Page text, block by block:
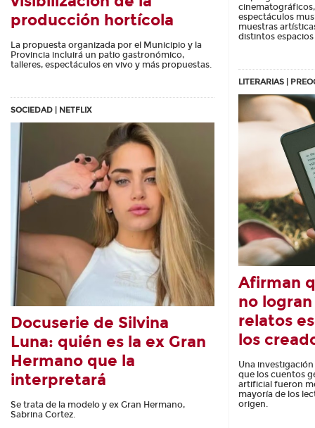
producción hortícola
La propuesta organizada por el Municipio y la
Provincia incluirá un patio gastronómico,
talleres, espectáculos en vivo y más propuestas.
SOCIEDAD | NETFLIX
Docuserie de Silvina
Luna: quién es la ex Gran
Hermano que la
interpretará
Se trata de la modelo y ex Gran Hermano,
Sabrina Cortez.
espectáculos
muestras
distintos
LITERARIAS |
Afirman
no
relatos
los
Una
que los cuentos
artificial fueron
mayoría de los
origen.